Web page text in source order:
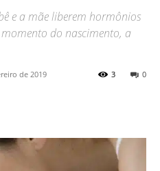
e a mãe liberem hormônios
do nascimento, a
de 2019 0
3